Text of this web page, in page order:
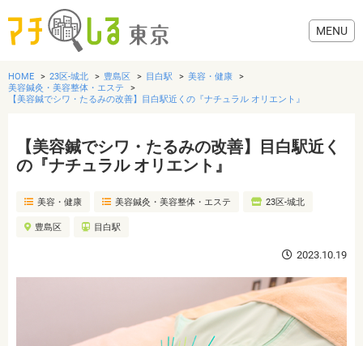
グルメ
美容・健康
HOME 23区-城北 豊島区 目白駅
美容・健康
美容鍼灸・美容整体・エステ
【美容鍼でシワ・たるみの改善】目白駅近くの『ナチュラル オリエント』
【美容鍼でシワ・たるみの改善】目白駅近く
の『ナチュラル オリエント』
美容・健康 美容鍼灸・美容整体・エステ 23区-城北
豊島区 目白駅
2023.10.19